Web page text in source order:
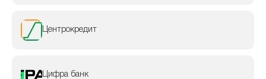
Центрокредит
Цифра банк